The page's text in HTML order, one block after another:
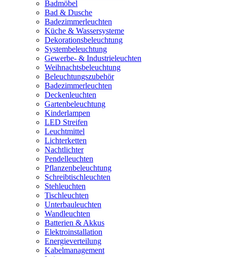
Badmöbel
Bad & Dusche
Badezimmerleuchten
Küche & Wassersysteme
Dekorationsbeleuchtung
Systembeleuchtung
Gewerbe- & Industrieleuchten
Weihnachtsbeleuchtung
Beleuchtungszubehör
Badezimmerleuchten
Deckenleuchten
Gartenbeleuchtung
Kinderlampen
LED Streifen
Leuchtmittel
Lichterketten
Nachtlichter
Pendelleuchten
Pflanzenbeleuchtung
Schreibtischleuchten
Stehleuchten
Tischleuchten
Unterbauleuchten
Wandleuchten
Batterien & Akkus
Elektroinstallation
Energieverteilung
Kabelmanagement